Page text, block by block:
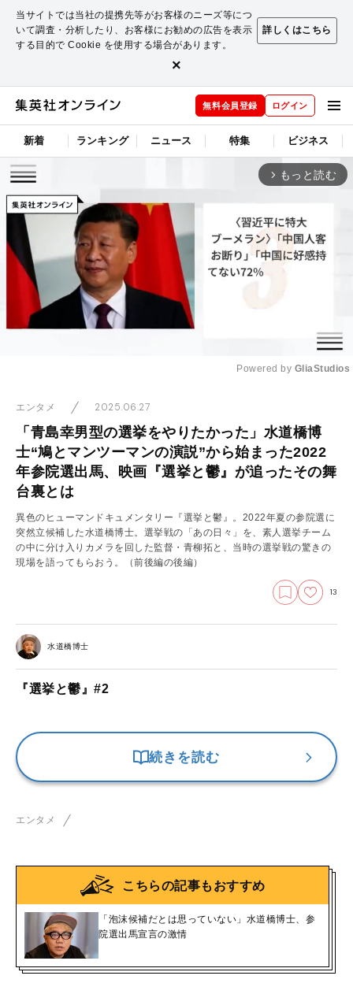
当サイトでは当社の提携先等がお客様のニーズ等につ
いて調査・分析したり、お客様にお勧めの広告を表示
する目的で Cookie を使用する場合があります。
詳しくはこちら
×
無料会員登録 ログイン
新着 ランキング ニュース 特集 ビジネス
arrow_forward_ios もっと読む
Powered by GliaStudios
エンタメ 2025.06.27
「青島幸男型の選挙をやりたかった」水道橋博
士“鳩とマンツーマンの演説”から始まった2022
年参院選出馬、映画『選挙と鬱』が追ったその舞
台裏とは
異色のヒューマンドキュメンタリー『選挙と鬱』。2022年夏の参院選に
突然立候補した水道橋博士。選挙戦の「あの日々」を、素人選挙チーム
の中に分け入りカメラを回した監督・青柳拓と、当時の選挙戦の驚きの
現場を語ってもらおう。
（前後編の後編）
13
水道橋博士
『選挙と鬱』#2
続きを読む
エンタメ
こちらの記事もおすすめ
「泡沫候補だとは思っていない」水道橋博士、参
院選出馬宣言の激情